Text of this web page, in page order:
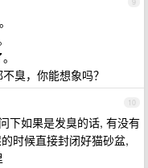
臭，你能想象吗？
10
下如果是发臭的话, 有没有
时候直接封闭好猫砂盆,